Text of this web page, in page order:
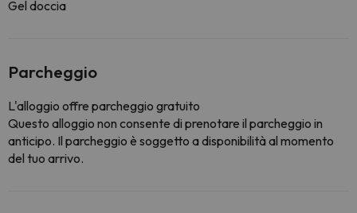
Gel doccia
Parcheggio
L'alloggio offre parcheggio gratuito
Questo alloggio non consente di prenotare il parcheggio in
anticipo. Il parcheggio è soggetto a disponibilità al momento
del tuo arrivo.